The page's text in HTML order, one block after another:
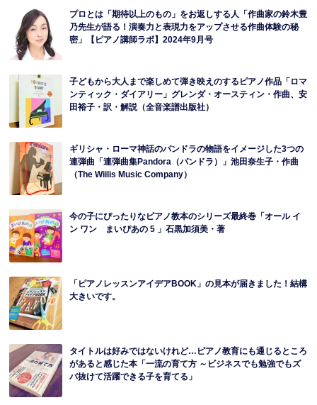
プロとは「期待以上のもの」をお返しする人「作曲家の鈴木豊
乃先生が語る！演奏力と表現力をアップさせる作曲体験の秘
密」【ピアノ講師ラボ】2024年9月号
子どもから大人まで楽しめて弾き映えのするピアノ作品「ロマ
ンティック・ダイアリー」グレンダ・オースティン・作曲、安
田裕子・訳・解説（全音楽譜出版社）
ギリシャ・ローマ神話のパンドラの物語をイメージした3つの
連弾曲「連弾曲集Pandora（パンドラ）」池田奈生子・作曲
（The Wiilis Music Company）
今の子にぴったりなピアノ教本のシリーズ最終巻「オール イ
ン ワン まいぴあの 5 」石黒加須美・著
「ピアノレッスンアイデアBOOK」の見本が届きました！結構
大きいです。
タイトルは好みではないけれど…ピアノ教育にも通じるところ
があると感じた本「一流の育て方 ～ビジネスでも勉強でもズ
バ抜けて活躍できる子を育てる」